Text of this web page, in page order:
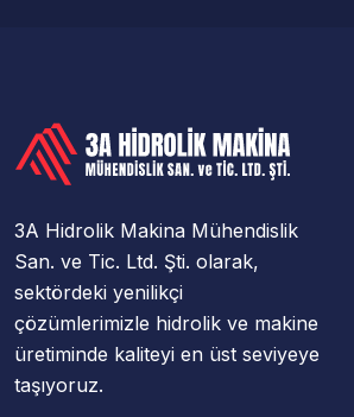
3A Hidrolik Makina Mühendislik
San. ve Tic. Ltd. Şti. olarak,
sektördeki yenilikçi
çözümlerimizle hidrolik ve makine
üretiminde kaliteyi en üst seviyeye
taşıyoruz.